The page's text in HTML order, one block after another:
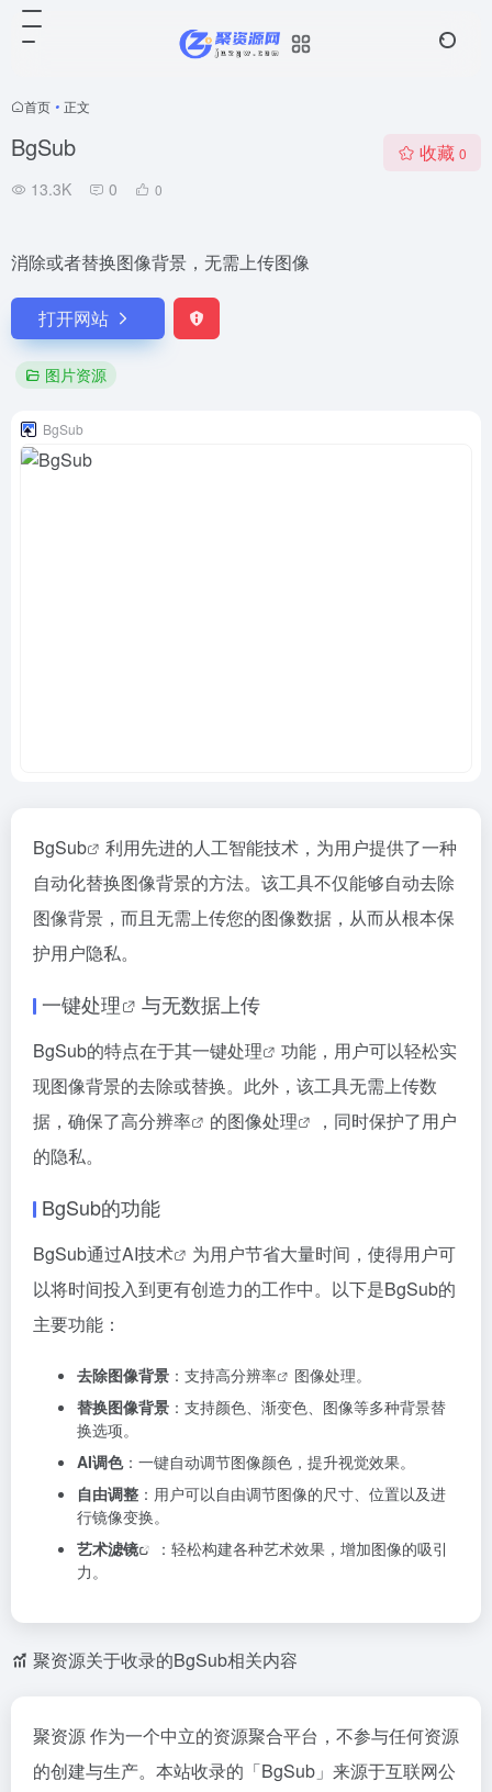
首页 • 正文
BgSub
13.3K 0 0
收藏 0
消除或者替换图像背景，无需上传图像
打开网站
图片资源
BgSub
BgSub
利用先进的人工智能技术，为用户提供了一种
自动化替换图像背景的方法。该工具不仅能够自动去除
图像背景，而且无需上传您的图像数据，从而从根本保
护用户隐私。
一键处理 与无数据上传
BgSub的特点在于其一键处理
功能，用户可以轻松实
现图像背景的去除或替换。此外，该工具无需上传数
据，确保了高分辨率 的图像处理
，同时保护了用户
的隐私。
BgSub的功能
BgSub通过AI技术
为用户节省大量时间，使得用户可
以将时间投入到更有创造力的工作中。以下是BgSub的
主要功能：
去除图像背景 ：支持高分辨率
图像处理。
替换图像背景 ：支持颜色、渐变色、图像等多种背景替
换选项。
AI调色：一键自动调节图像颜色，提升视觉效果。
自由调整 ：用户可以自由调节图像的尺寸、位置以及进
行镜像变换。
艺术滤镜
：轻松构建各种艺术效果，增加图像的吸引
力。
聚资源关于收录的BgSub相关内容
聚资源 作为一个中立的资源聚合平台，不参与任何资源
的创建与生产。本站收录的「BgSub」来源于互联网公